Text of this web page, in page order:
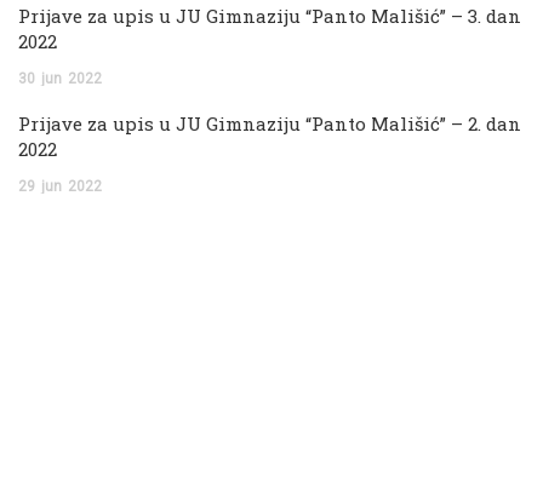
Prijave za upis u JU Gimnaziju “Panto Mališić” – 3. dan
2022
30 jun 2022
Prijave za upis u JU Gimnaziju “Panto Mališić” – 2. dan
2022
29 jun 2022